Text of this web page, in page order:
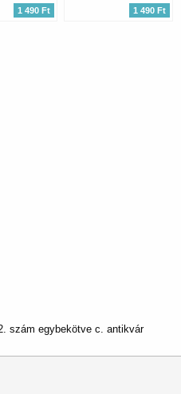
1 490 Ft 1 490 Ft
szám egybekötve c. antikvár